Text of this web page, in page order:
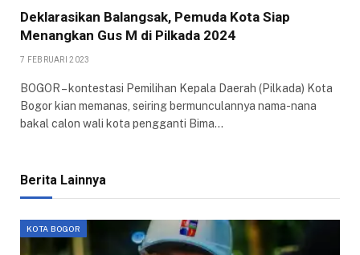
Deklarasikan Balangsak, Pemuda Kota Siap
Menangkan Gus M di Pilkada 2024
7 FEBRUARI 2023
BOGOR – kontestasi Pemilihan Kepala Daerah (Pilkada) Kota
Bogor kian memanas, seiring bermunculannya nama-nana
bakal calon wali kota pengganti Bima…
Berita Lainnya
KOTA BOGOR